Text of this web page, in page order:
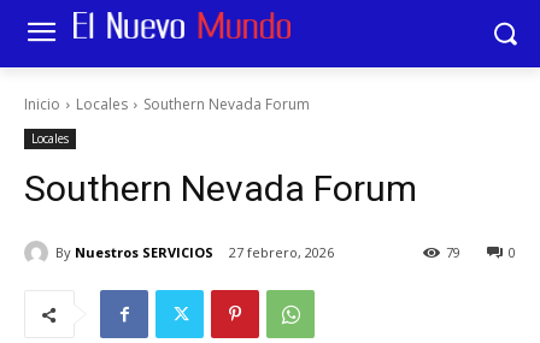
Inicio Locales Southern Nevada Forum
Locales
Southern Nevada Forum
By Nuestros SERVICIOS 27 febrero, 2026 0
79